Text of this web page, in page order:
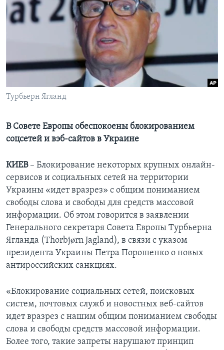
Learning English
Языки
Турбьерн Ягланд
В Совете Европы обеспокоены блокированием
соцсетей и вэб-сайтов в Украине
КИЕВ – Блокирование некоторых крупных онлайн-
сервисов и социальных сетей на территории
Украины «идет вразрез» с общим пониманием
свободы слова и свободы для средств массовой
информации. Об этом говорится в заявлении
Генерального секретаря Совета Европы Турбьерна
Ягланда (Thorbjørn Jagland), в связи с указом
президента Украины Петра Порошенко о новых
антироссийских санкциях.
«Блокирование социальных сетей, поисковых
систем, почтовых служб и новостных веб-сайтов
идет вразрез с нашим общим пониманием свободы
слова и свободы средств массовой информации.
Более того, такие запреты нарушают принцип